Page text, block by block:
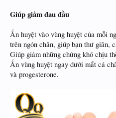
Giúp giảm đau đầu
Ấn huyệt vào vùng huyệt của mỗi
trên ngón chân, giúp bạn thư giãn,
Giúp giảm những chứng khó chịu
Ấn vùng huyệt ngay dưới mắt cá
và progesterone.